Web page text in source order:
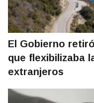
El Gobierno
que flexibilizaba
extranjeros